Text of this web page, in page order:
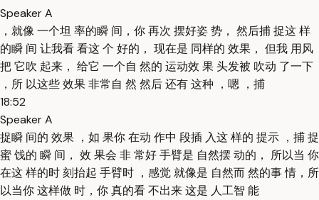
Speaker A
，就像 一个坦 率的瞬 间，你 再次 摆好姿 势， 然后捕 捉这 样
的瞬 间 让我看 看这 个 好的， 现在是 同样的 效果， 但我 用风
把 它吹 起来， 给它 一个自 然的 运动效 果 头发被 吹动 了一下
，所 以这些 效果 非常自 然 然后 还有 这种 ，嗯 ，捕
18:52
Speaker A
捉瞬 间的 效果 ，如 果你 在动 作中 段插 入这 样的 提示 ，捕 捉
蜜 饯的 瞬 间， 效 果会 非 常好 手臂是 自然摆 动的， 所以当 你
在这 样的时 刻抬起 手臂时 ，感觉 就像是 自然而 然的事 情，所
以当你 这样做 时，你 真的看 不出来 这是 人工智 能